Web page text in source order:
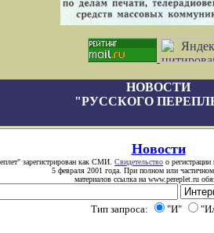
НОВОСТИ
"РУССКОГО
Новости
зарегистрирован как СМИ. Свидетельство о
5 февраля 2001 года. При полном или
материалов ссылка на www.pereplet.ru
Тип запроса: "И"